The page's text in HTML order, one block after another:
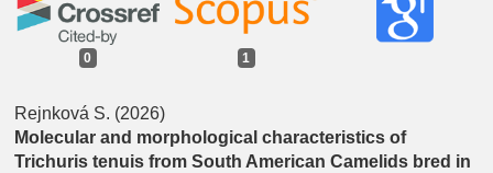
0 1
Rejnková S. (2026)
Molecular and morphological characteristics of
Trichuris tenuis from South American Camelids bred in